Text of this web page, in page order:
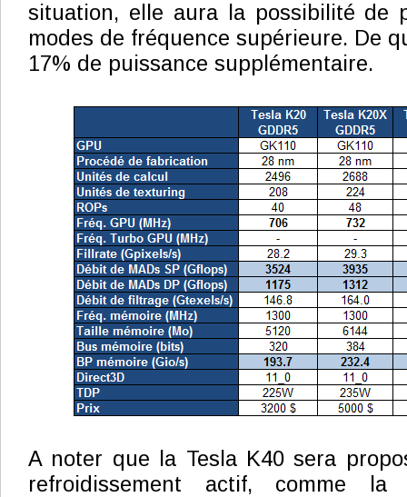
situation, elle aura la possibilité de
modes de fréquence supérieure. De
17% de puissance supplémentaire.
A noter que la Tesla K40 sera
refroidissement actif, comme